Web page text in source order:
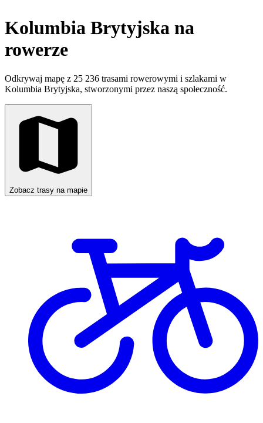
Kolumbia Brytyjska na
rowerze
Odkrywaj mapę z 25 236 trasami rowerowymi i szlakami w
Kolumbia Brytyjska, stworzonymi przez naszą społeczność.
Zobacz trasy na mapie